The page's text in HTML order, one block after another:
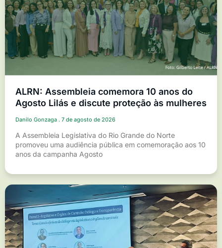
ALRN: Assembleia comemora 10 anos do
Agosto Lilás e discute proteção às mulheres
Danilo Gonzaga 7 de agosto de 2026
A Assembleia Legislativa do Rio Grande do Norte
promoveu uma audiência pública em comemoração aos 10
anos da campanha Agosto